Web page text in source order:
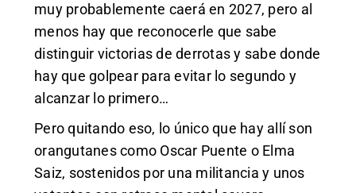
muy probablemente caerá en 2027, pero al
menos hay que reconocerle que sabe
distinguir victorias de derrotas y sabe donde
hay que golpear para evitar lo segundo y
alcanzar lo primero…
Pero quitando eso, lo único que hay allí son
orangutanes como Oscar Puente o Elma
Saiz, sostenidos por una militancia y unos